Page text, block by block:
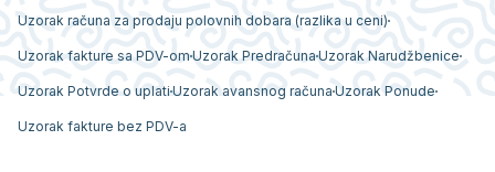
Uzorak računa za prodaju polovnih dobara (razlika u ceni)
Uzorak fakture sa PDV-om Uzorak Predračuna Uzorak Narudžbenice
Uzorak Potvrde o uplati Uzorak avansnog računa Uzorak Ponude
Uzorak fakture bez PDV-a